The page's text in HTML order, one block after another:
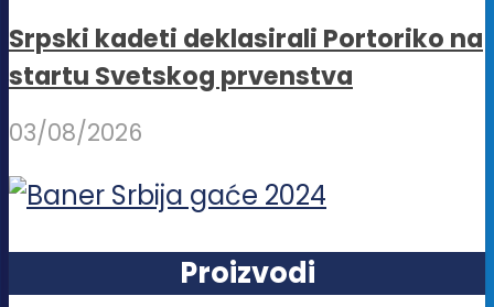
Srpski kadeti deklasirali Portoriko na
startu Svetskog prvenstva
03/08/2026
Proizvodi